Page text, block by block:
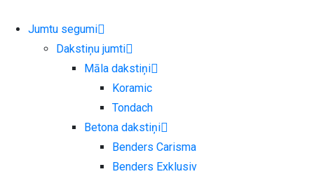
Jumtu segumi
Dakstiņu jumti
Māla dakstiņi
Koramic
Tondach
Betona dakstiņi
Benders Carisma
Benders Exklusiv